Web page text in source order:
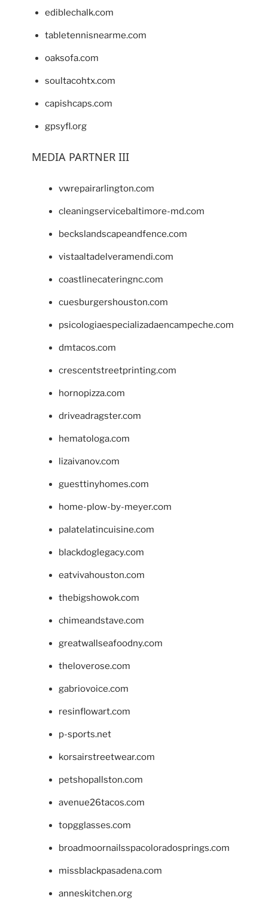
ediblechalk.com
tabletennisnearme.com
oaksofa.com
soultacohtx.com
capishcaps.com
gpsyfl.org
MEDIA PARTNER III
vwrepairarlington.com
cleaningservicebaltimore-md.com
beckslandscapeandfence.com
vistaaltadelveramendi.com
coastlinecateringnc.com
cuesburgershouston.com
psicologiaespecializadaencampeche.com
dmtacos.com
crescentstreetprinting.com
hornopizza.com
driveadragster.com
hematologa.com
lizaivanov.com
guesttinyhomes.com
home-plow-by-meyer.com
palatelatincuisine.com
blackdoglegacy.com
eatvivahouston.com
thebigshowok.com
chimeandstave.com
greatwallseafoodny.com
theloverose.com
gabriovoice.com
resinflowart.com
p-sports.net
korsairstreetwear.com
petshopallston.com
avenue26tacos.com
topgglasses.com
broadmoornailsspacoloradosprings.com
missblackpasadena.com
anneskitchen.org